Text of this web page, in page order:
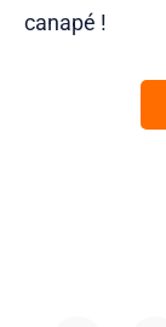
canapé !